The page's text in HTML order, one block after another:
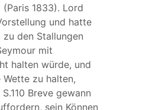
1833). Lord
und hatte
den Stallungen
mit
halten würde, und
zu halten,
Breve gewann
sein Können